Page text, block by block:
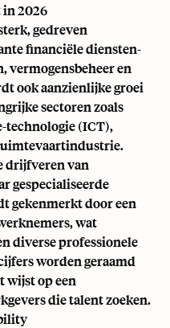
in 2026
gedreven
financiële diensten-
vermogensbeheer en
ook aanzienlijke groei
sectoren zoals
(ICT),
drijfveren van
gespecialiseerde
gekenmerkt door een
wat
diverse professionele
worden geraamd
wijst op een
die talent zoeken.